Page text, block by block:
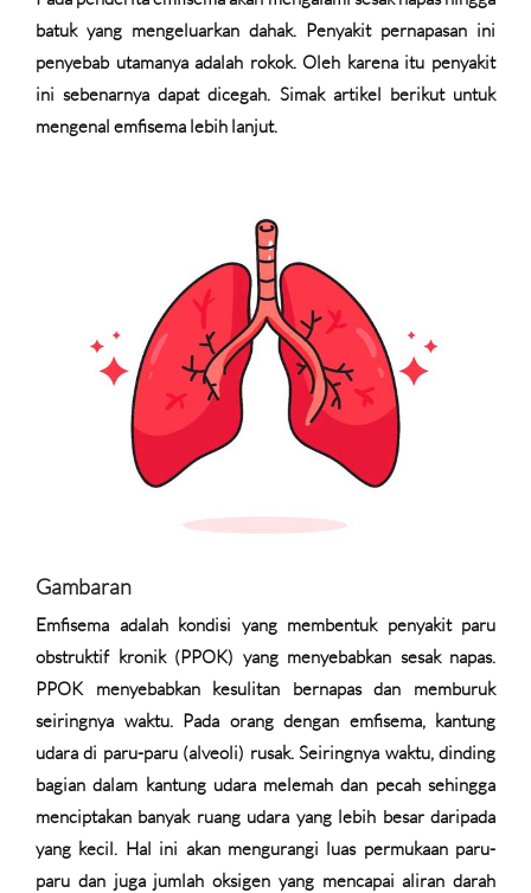
batuk yang mengeluarkan dahak. Penyakit pernapasan ini
penyebab utamanya adalah rokok. Oleh karena itu penyakit
ini sebenarnya dapat dicegah. Simak artikel berikut untuk
mengenal emfisema lebih lanjut.
Gambaran
Emfisema adalah kondisi yang membentuk penyakit paru
obstruktif kronik (PPOK) yang menyebabkan sesak napas.
PPOK menyebabkan kesulitan bernapas dan memburuk
seiringnya waktu. Pada orang dengan emfisema, kantung
udara di paru-paru (alveoli) rusak. Seiringnya waktu, dinding
bagian dalam kantung udara melemah dan pecah sehingga
menciptakan banyak ruang udara yang lebih besar daripada
yang kecil. Hal ini akan mengurangi luas permukaan paru-
paru dan juga jumlah oksigen yang mencapai aliran darah